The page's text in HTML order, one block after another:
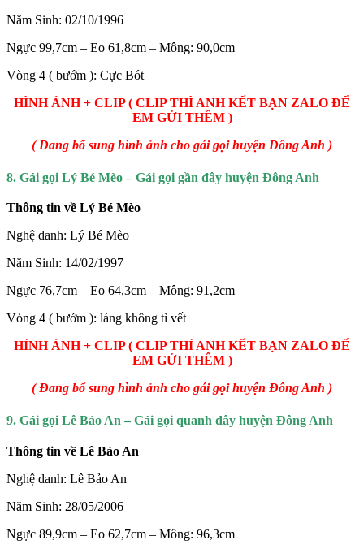
Năm Sinh: 02/10/1996
Ngực 99,7cm – Eo 61,8cm – Mông: 90,0cm
Vòng 4 ( bướm ): Cực Bót
HÌNH ẢNH + CLIP ( CLIP THÌ ANH KẾT BẠN ZALO ĐỂ
EM GỬI THÊM )
( Đang bổ sung hình ảnh cho gái gọi huyện Đông Anh )
8. Gái gọi Lý Bé Mèo – Gái gọi gần đây huyện Đông Anh
Thông tin về Lý Bé Mèo
Nghệ danh: Lý Bé Mèo
Năm Sinh: 14/02/1997
Ngực 76,7cm – Eo 64,3cm – Mông: 91,2cm
Vòng 4 ( bướm ): láng không tì vết
HÌNH ẢNH + CLIP ( CLIP THÌ ANH KẾT BẠN ZALO ĐỂ
EM GỬI THÊM )
( Đang bổ sung hình ảnh cho gái gọi huyện Đông Anh )
9. Gái gọi Lê Bảo An – Gái gọi quanh đây huyện Đông Anh
Thông tin về Lê Bảo An
Nghệ danh: Lê Bảo An
Năm Sinh: 28/05/2006
Ngực 89,9cm – Eo 62,7cm – Mông: 96,3cm